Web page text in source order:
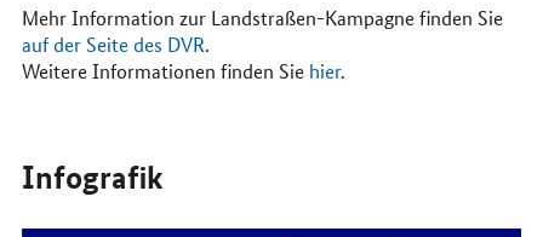
Mehr Information zur Landstraßen-Kampagne finden Sie
auf der Seite des DVR.
Weitere Informationen finden Sie hier.
Infografik